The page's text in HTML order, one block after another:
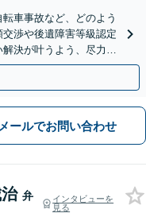
車事故など、どのよう
渉や後遺障害等級認定
決が叶うよう、尽力い
駅1分】
メールでお問い合わせ
弁
インタビューを
見る